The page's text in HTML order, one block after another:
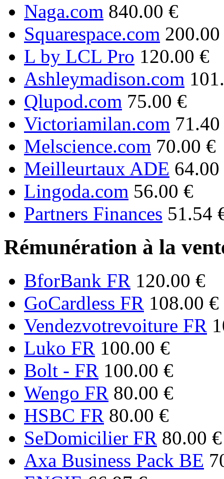
Naga.com 840.00 €
Squarespace.com
L by LCL Pro 120.00 €
Ashleymadison.com
Qlupod.com 75.00 €
Victoriamilan.com
Melscience.com 70.00 €
Meilleurtaux ADE 64.00
Lingoda.com 56.00 €
Partners Finances 51.54
Rémunération à la
BforBank FR 120.00 €
GoCardless FR 108.00 €
Vendezvotrevoiture FR
Luko FR 100.00 €
Bolt - FR 100.00 €
Wengo FR 80.00 €
HSBC FR 80.00 €
SeDomicilier FR 80.00 €
Axa Business Pack BE